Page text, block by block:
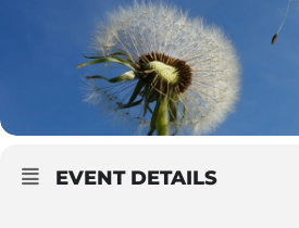
EVENT DETAILS